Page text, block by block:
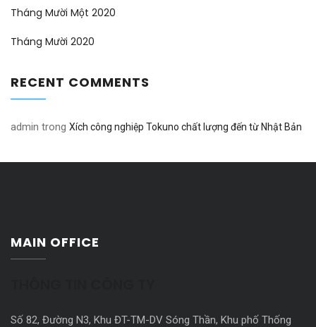
Tháng Mười Một 2020
Tháng Mười 2020
RECENT COMMENTS
admin trong Xích công nghiệp Tokuno chất lượng đến từ Nhật Bản
MAIN OFFICE
Số 82, Đường N3, Khu ĐT-TM-DV Sóng Thần, Khu phố Thống